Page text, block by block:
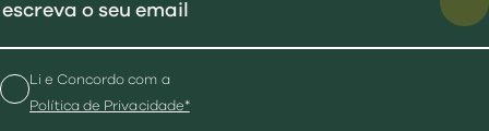
Li e Concordo com a
Política de Privacidade*